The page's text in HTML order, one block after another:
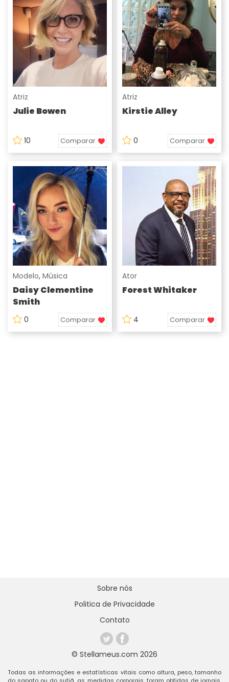
Atriz
Julie Bowen
10 Comparar
Atriz
Kirstie Alley
0 Comparar
Modelo, Música
Daisy Clementine
Smith
0 Comparar
Ator
Forest Whitaker
4 Comparar
© Stellameus.com 2026
Sobre nós
Politica de Privacidade
Contato
Todas as informações e estatísticas vitais como altura, peso, tamanho